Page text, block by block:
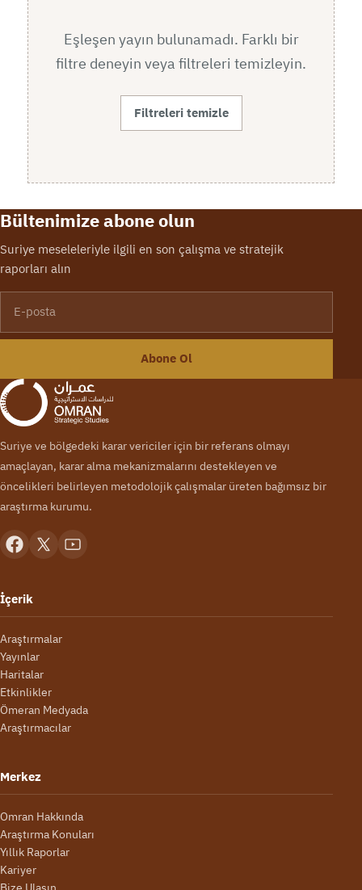
Eşleşen yayın bulunamadı. Farklı bir
filtre deneyin veya filtreleri temizleyin.
Filtreleri temizle
Bültenimize abone olun
Suriye meseleleriyle ilgili en son çalışma ve stratejik
raporları alın
Abone Ol
Suriye ve bölgedeki karar vericiler için bir referans olmayı
amaçlayan, karar alma mekanizmalarını destekleyen ve
öncelikleri belirleyen metodolojik çalışmalar üreten bağımsız bir
araştırma kurumu.
İçerik
Araştırmalar
Yayınlar
Haritalar
Etkinlikler
Ömeran Medyada
Araştırmacılar
Merkez
Omran Hakkında
Araştırma Konuları
Yıllık Raporlar
Kariyer